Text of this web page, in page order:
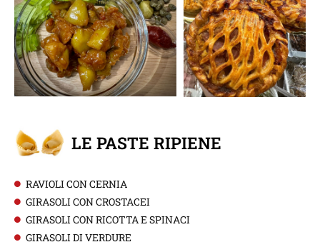
LE PASTE RIPIENE
RAVIOLI CON CERNIA
GIRASOLI CON CROSTACEI
GIRASOLI CON RICOTTA E SPINACI
GIRASOLI DI VERDURE